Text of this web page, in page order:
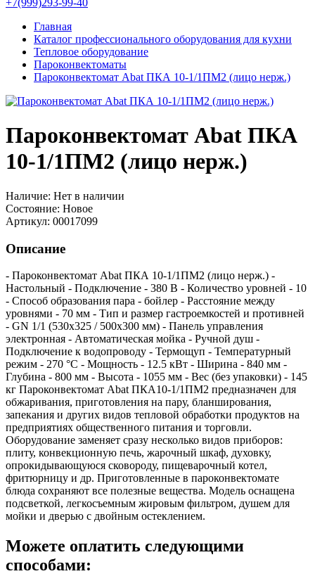
+7(999)293-99-40
Главная
Каталог профессионального оборудования для кухни
Тепловое оборудование
Пароконвектоматы
Пароконвектомат Abat ПКА 10-1/1ПМ2 (лицо нерж.)
Пароконвектомат Abat ПКА
10-1/1ПМ2 (лицо нерж.)
Наличие: Нет в наличии
Состояние: Новое
Артикул: 00017099
Описание
- Пароконвектомат Abat ПКА 10-1/1ПМ2 (лицо нерж.) -
Настольный - Подключение - 380 В - Количество уровней - 10
- Способ образования пара - бойлер - Расстояние между
уровнями - 70 мм - Тип и размер гастроемкостей и противней
- GN 1/1 (530x325 / 500x300 мм) - Панель управления
электронная - Автоматическая мойка - Ручной душ -
Подключение к водопроводу - Термощуп - Температурный
режим - 270 °С - Мощность - 12.5 кВт - Ширина - 840 мм -
Глубина - 800 мм - Высота - 1055 мм - Вес (без упаковки) - 145
кг Пароконвектомат Abat ПКА10-1/1ПМ2 предназначен для
обжаривания, приготовления на пару, бланширования,
запекания и других видов тепловой обработки продуктов на
предприятиях общественного питания и торговли.
Оборудование заменяет сразу несколько видов приборов:
плиту, конвекционную печь, жарочный шкаф, духовку,
опрокидывающуюся сковороду, пищеварочный котел,
фритюрницу и др. Приготовленные в пароконвектомате
блюда сохраняют все полезные вещества. Модель оснащена
подсветкой, легкосъемным жировым фильтром, душем для
мойки и дверью с двойным остеклением.
Можете оплатить следующими
способами: